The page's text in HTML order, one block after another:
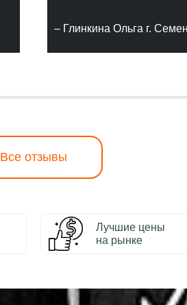
– Глинкина Ольга г.
Все отзывы
Лучшие цены
на рынке